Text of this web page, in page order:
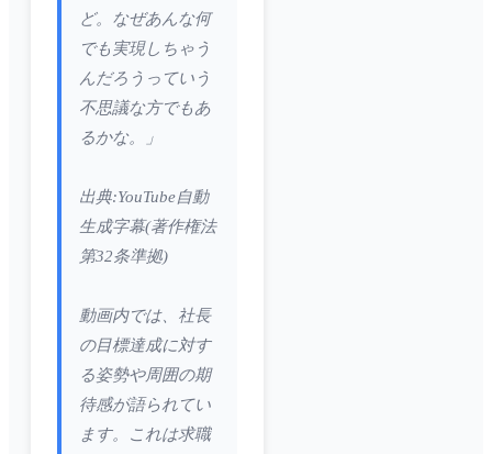
ど。なぜあんな何
でも実現しちゃう
んだろうっていう
不思議な方でもあ
るかな。」
出典:YouTube自動
生成字幕(著作権法
第32条準拠)
動画内では、社長
の目標達成に対す
る姿勢や周囲の期
待感が語られてい
ます。これは求職